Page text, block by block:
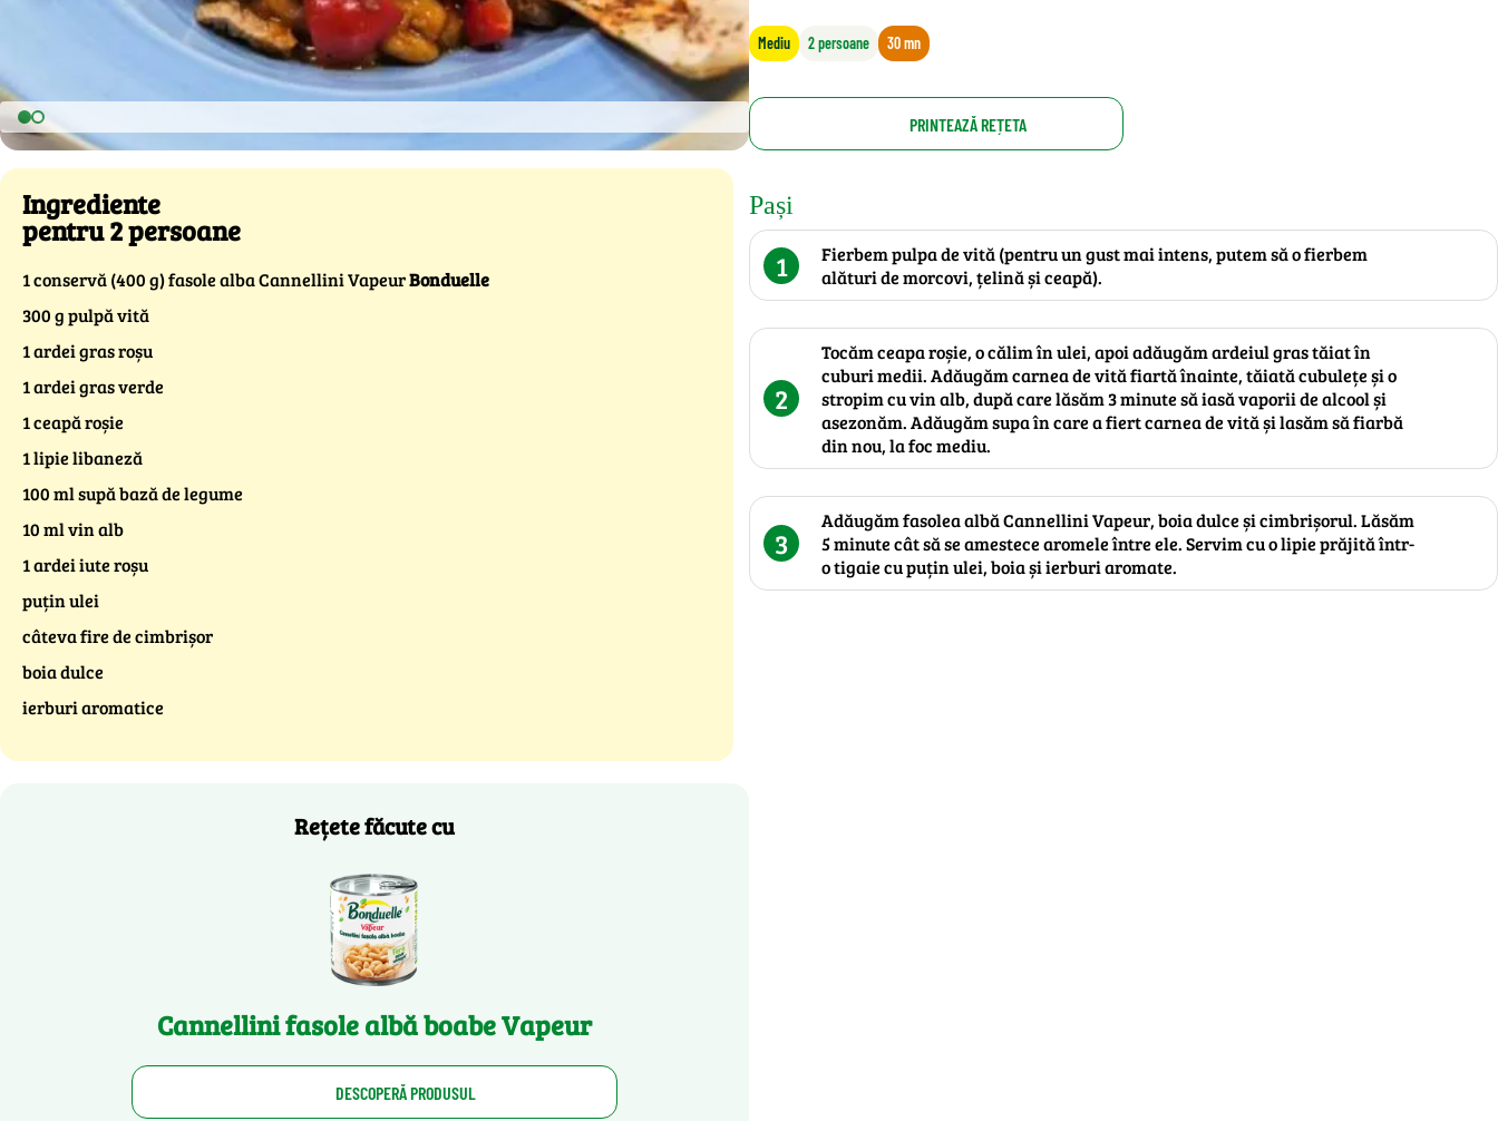
Mediu 2 persoane 30 mn
PRINTEAZĂ REȚETA
Ingrediente
pentru 2 persoane
1 conservă (400 g) fasole alba Cannellini VapeurBonduelle
300 g pulpă vită
1 ardei gras roșu
1 ardei gras verde
1 ceapă roșie
1 lipie libaneză
100 ml supă bază de legume
10 ml vin alb
1 ardei iute roșu
puțin ulei
câteva fire de cimbrișor
boia dulce
ierburi aromatice
Rețete făcute cu
Cannellini fasole albă boabe Vapeur
DESCOPERĂ PRODUSUL
Pași
1
Fierbem pulpa de vită (pentru un gust mai intens, putem să o fierbem
alături de morcovi, țelină și ceapă).
2
Tocăm ceapa roșie, o călim în ulei, apoi adăugăm ardeiul gras tăiat în
cuburi medii. Adăugăm carnea de vită fiartă înainte, tăiată cubulețe și o
stropim cu vin alb, după care lăsăm 3 minute să iasă vaporii de alcool și
asezonăm. Adăugăm supa în care a fiert carnea de vită și lasăm să fiarbă
din nou, la foc mediu.
3
Adăugăm fasolea albă Cannellini Vapeur, boia dulce și cimbrișorul. Lăsăm
5 minute cât să se amestece aromele între ele. Servim cu o lipie prăjită într-
o tigaie cu puțin ulei, boia și ierburi aromate.